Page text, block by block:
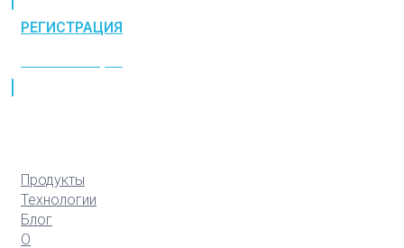
РЕГИСТРАЦИЯ
Продукты
Технологии
Блог
О